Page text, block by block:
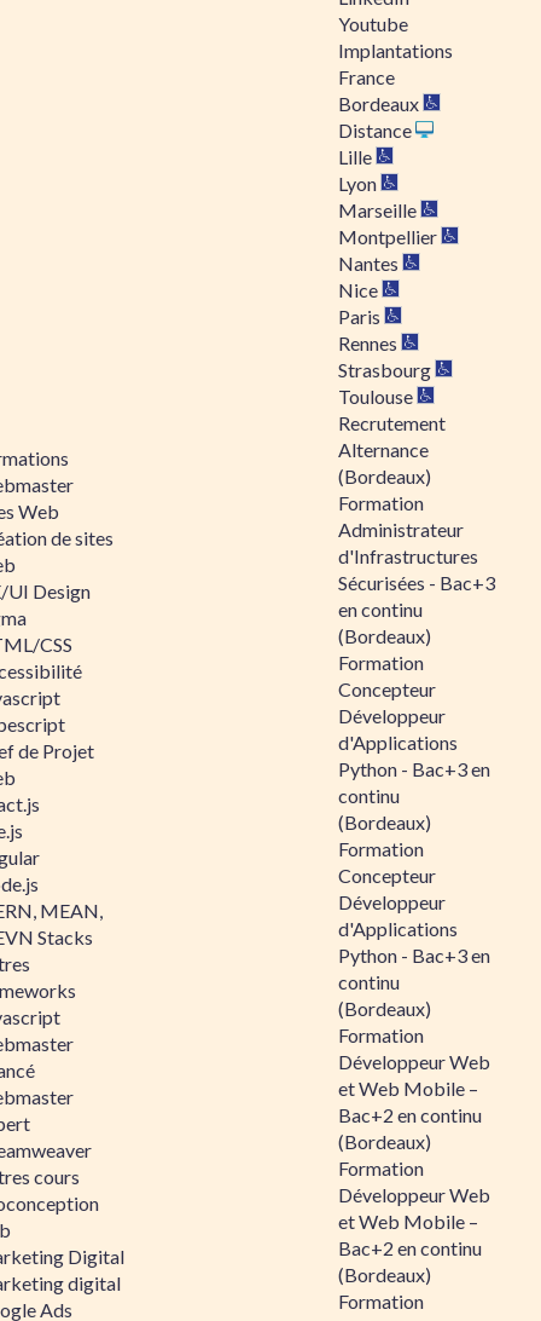
Web
de sites
UI Design
CSS
de Projet
MEAN,
Stacks
cours
Digital
digital
Ads
Youtube
Implantations
France
Bordeaux
Distance
Lille
Lyon
Marseille
Montpellier
Nantes
Nice
Paris
Rennes
Strasbourg
Toulouse
Recrutement
Alternance
(Bordeaux)
Formation
Administrateur
d'Infrastructures
Sécurisées - Bac+3
en continu
(Bordeaux)
Formation
Concepteur
Développeur
d'Applications
Python - Bac+3 en
continu
(Bordeaux)
Formation
Concepteur
Développeur
d'Applications
Python - Bac+3 en
continu
(Bordeaux)
Formation
Développeur Web
et Web Mobile –
Bac+2 en continu
(Bordeaux)
Formation
Développeur Web
et Web Mobile –
Bac+2 en continu
(Bordeaux)
Formation